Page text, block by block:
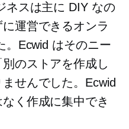
ネスは主に DIY なの
運営できるオンラ
。Ecwid はそのニー
のストアを作成し
せんでした。Ecwid
く作成に集中でき